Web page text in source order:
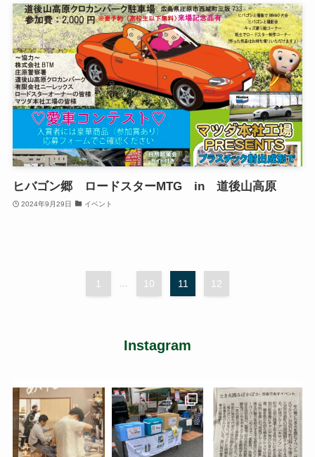
ヒバゴン郷 ロードスターMTG in 道後山高原
2024年9月29日 イベント
1 10 11 12
Instagram